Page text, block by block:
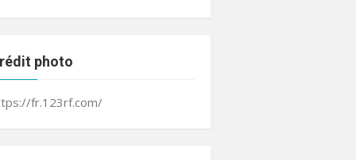
photo
fr.123rf.com/